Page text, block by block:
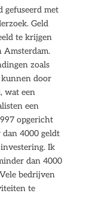
gefuseerd met
Geld
te krijgen
Amsterdam.
zoals
door
wat een
een
opgericht
4000 geldt
Ik
dan 4000
bedrijven
te